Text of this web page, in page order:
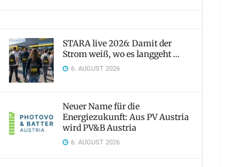
STARA live 2026: Damit der
Strom weiß, wo es langgeht …
6. AUGUST 2026
Neuer Name für die
Energiezukunft: Aus PV Austria
wird PV&B Austria
6. AUGUST 2026